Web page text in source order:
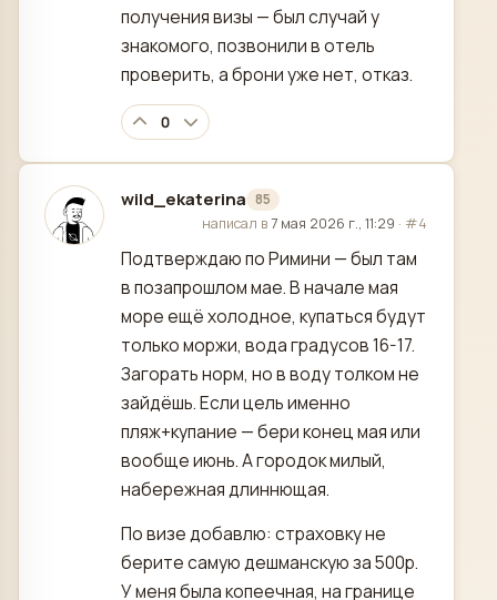
получения визы — был случай у
знакомого, позвонили в отель
проверить, а брони уже нет, отказ.
0
wild_ekaterina 85
отредактировано
написал в7 мая 2026 г., 11:29 · #4
Подтверждаю по Римини — был там
в позапрошлом мае. В начале мая
море ещё холодное, купаться будут
только моржи, вода градусов 16-17.
Загорать норм, но в воду толком не
зайдёшь. Если цель именно
пляж+купание — бери конец мая или
вообще июнь. А городок милый,
набережная длиннющая.
По визе добавлю: страховку не
берите самую дешманскую за 500р.
У меня была копеечная, на границе